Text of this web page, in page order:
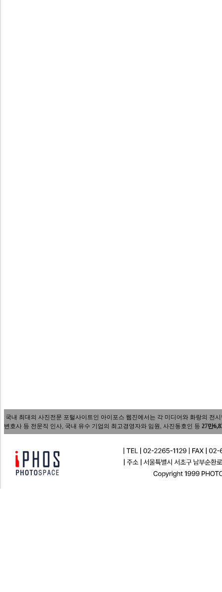
국내 최대의 사진전문 포털사이트인 아이포스 웹진에서는 각 미디어와 화랑의 전
변호사 등 전문직 인사, 국내 유수 기업의 최고경영자와 임원, 사진동호인 등 27만